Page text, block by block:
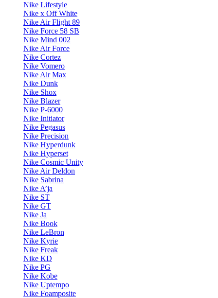
Nike Lifestyle
Nike x Off White
Nike Air Flight 89
Nike Force 58 SB
Nike Mind 002
Nike Air Force
Nike Cortez
Nike Vomero
Nike Air Max
Nike Dunk
Nike Shox
Nike Blazer
Nike P-6000
Nike Initiator
Nike Pegasus
Nike Precision
Nike Hyperdunk
Nike Hyperset
Nike Cosmic Unity
Nike Air Deldon
Nike Sabrina
Nike A’ja
Nike ST
Nike GT
Nike Ja
Nike Book
Nike LeBron
Nike Kyrie
Nike Freak
Nike KD
Nike PG
Nike Kobe
Nike Uptempo
Nike Foamposite